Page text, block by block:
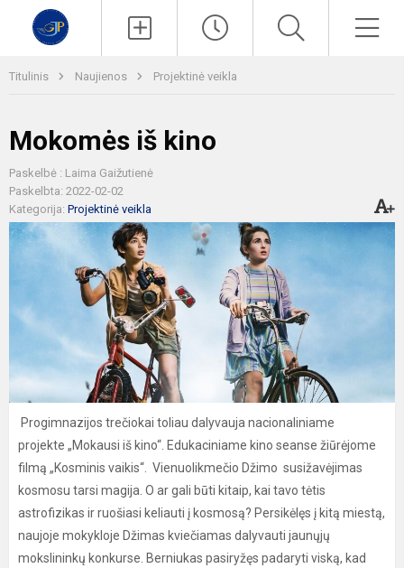
Titulinis Naujienos Projektinė veikla
Mokomės iš kino
Paskelbė : Laima Gaižutienė
Paskelbta: 2022-02-02
Kategorija: Projektinė veikla
Progimnazijos trečiokai toliau dalyvauja nacionaliniame
projekte „Mokausi iš kino“. Edukaciniame kino seanse žiūrėjome
filmą „Kosminis vaikis“. Vienuolikmečio Džimo susižavėjimas
kosmosu tarsi magija. O ar gali būti kitaip, kai tavo tėtis
astrofizikas ir ruošiasi keliauti į kosmosą? Persikėlęs į kitą miestą,
naujoje mokykloje Džimas kviečiamas dalyvauti jaunųjų
mokslininkų konkurse. Berniukas pasiryžęs padaryti viską, kad